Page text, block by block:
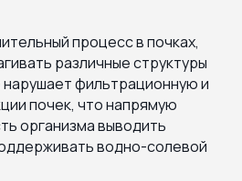
процесс в почках,
различные структуры
фильтрационную и
почек, что напрямую
организма выводить
водно-солевой